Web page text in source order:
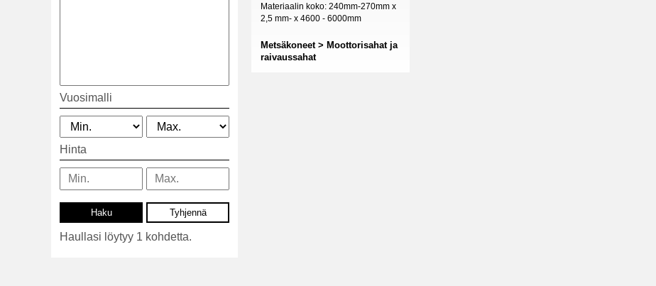
Vuosimalli
Hinta
Haullasi löytyy 1 kohdetta.
Materiaalin koko: 240mm-270mm x
2,5 mm- x 4600 - 6000mm
Metsäkoneet > Moottorisahat ja
raivaussahat